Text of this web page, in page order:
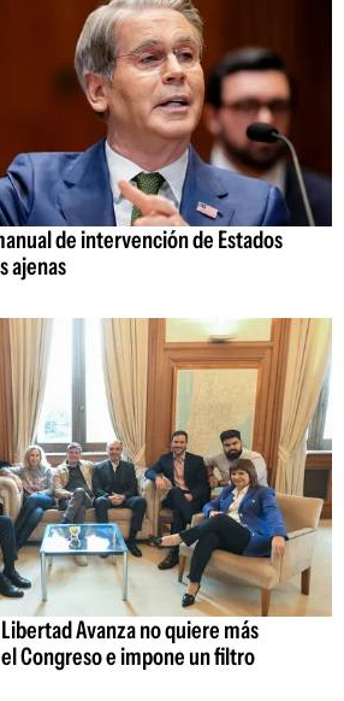
de intervención de Estados
ajenas
Avanza no quiere más
Congreso e impone un filtro